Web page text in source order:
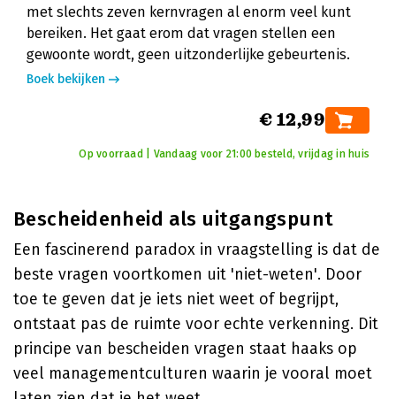
met slechts zeven kernvragen al enorm veel kunt
bereiken. Het gaat erom dat vragen stellen een
gewoonte wordt, geen uitzonderlijke gebeurtenis.
Boek bekijken
€ 12,99
Op voorraad | Vandaag voor 21:00 besteld, vrijdag in huis
Bescheidenheid als uitgangspunt
Een fascinerend paradox in vraagstelling is dat de
beste vragen voortkomen uit 'niet-weten'. Door
toe te geven dat je iets niet weet of begrijpt,
ontstaat pas de ruimte voor echte verkenning. Dit
principe van bescheiden vragen staat haaks op
veel managementculturen waarin je vooral moet